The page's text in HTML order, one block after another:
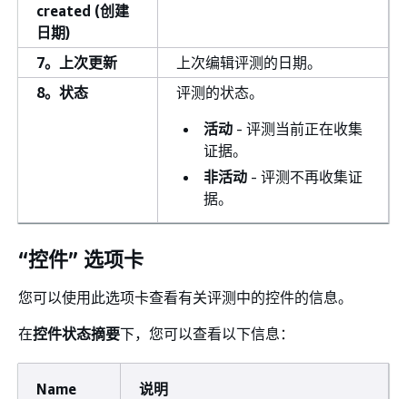
created (创建
日期)
7。上次更新
上次编辑评测的日期。
8。状态
评测的状态。
活动 - 评测当前正在收集
证据。
非活动 - 评测不再收集证
据。
“控件” 选项卡
您可以使用此选项卡查看有关评测中的控件的信息。
在控件状态摘要下，您可以查看以下信息：
Name 说明